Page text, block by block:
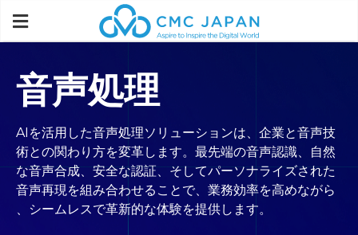
音声処理
AIを活用した音声処理ソリューションは、企業と音声技
術との関わり方を変革します。最先端の音声認識、自然
な音声合成、安全な認証、そしてパーソナライズされた
音声再現を組み合わせることで、業務効率を高めながら
、シームレスで革新的な体験を提供します。